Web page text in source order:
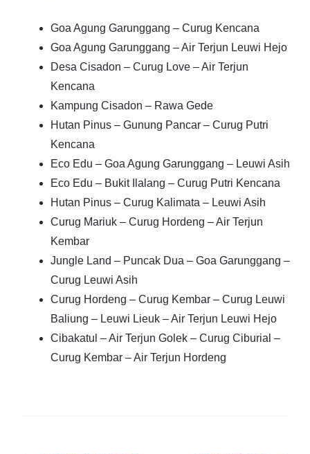
Goa Agung Garunggang – Curug Kencana
Goa Agung Garunggang – Air Terjun Leuwi Hejo
Desa Cisadon – Curug Love – Air Terjun
Kencana
Kampung Cisadon – Rawa Gede
Hutan Pinus – Gunung Pancar – Curug Putri
Kencana
Eco Edu – Goa Agung Garunggang – Leuwi Asih
Eco Edu – Bukit Ilalang – Curug Putri Kencana
Hutan Pinus – Curug Kalimata – Leuwi Asih
Curug Mariuk – Curug Hordeng – Air Terjun
Kembar
Jungle Land – Puncak Dua – Goa Garunggang –
Curug Leuwi Asih
Curug Hordeng – Curug Kembar – Curug Leuwi
Baliung – Leuwi Lieuk – Air Terjun Leuwi Hejo
Cibakatul – Air Terjun Golek – Curug Ciburial –
Curug Kembar – Air Terjun Hordeng